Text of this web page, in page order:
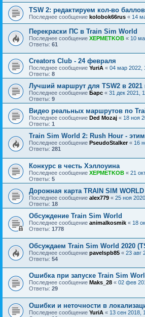
TSW 2: редактируем кол-во
Последнее сообщение kolobok66rus « 14
Перекраски ПС в Train Sim World
Последнее сообщение XEPMETKOB « 10
Ответы: 61
Creators Club - 24 февраля
Последнее сообщение YuriA « 04 мар 2022,
Ответы: 8
Лучший маршрут для TSW2 в 2021
Последнее сообщение Барс « 31 дек 2021,
Ответы: 9
Видео реальных маршрутов по
Последнее сообщение Ded Mozaj « 18 ноя
Ответы: 1
Train Sim World 2: Rush Hour -
Последнее сообщение PseudoStalker« 16
Ответы: 281
Конкурс в честь Хэллоуина
Последнее сообщение XEPMETKOB « 21
Ответы: 5
Дорожная карта TRAIN SIM
Последнее сообщение alex779 « 25 ноя
Ответы: 18
Обсуждение Train Sim World
Последнее сообщение animalkosmik « 18
Ответы: 1778
Обсуждаем Train Sim World 2020
Последнее сообщение pavelspb85 « 23 авг
Ответы: 54
Ошибка при запуске Train Sim
Последнее сообщение Maks_28 « 02 фев
Ответы: 29
Ошибки и неточности в
Последнее сообщение YuriA « 13 сен 2018,